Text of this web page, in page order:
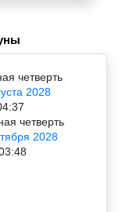
четверть
2028
четверть
2028